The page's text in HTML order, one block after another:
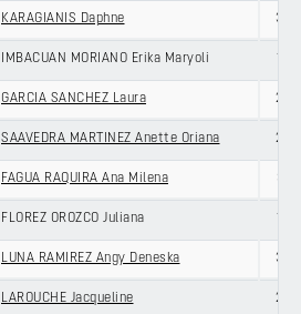
KARAGIANIS Daphne 38
IMBACUAN MORIANO Erika Maryoli 19
GARCIA SANCHEZ Laura 20
SAAVEDRA MARTINEZ Anette Oriana 20
FAGUA RAQUIRA Ana Milena 31
FLOREZ OROZCO Juliana 18
LUNA RAMIREZ Angy Deneska 30
LAROUCHE Jacqueline 29